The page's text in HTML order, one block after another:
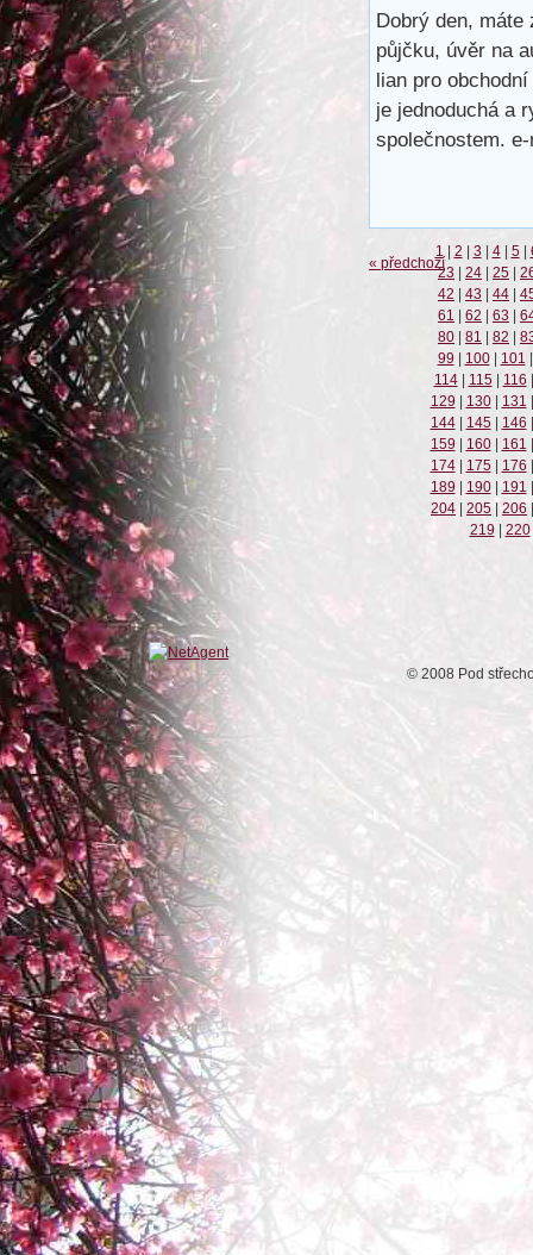
Dobrý den,
půjčku, úvěr na
lian pro
je jednoduchá a
společnostem.
« předchozí
1 | 2 | 3 | 4 | 5 |
23 | 24 | 25 |
42 | 43 | 44 |
61 | 62 | 63 |
80 | 81 | 82 |
99 | 100 | 101 |
114 | 115 | 116 |
129 | 130 | 131 |
144 | 145 | 146 |
159 | 160 | 161 |
174 | 175 | 176 |
189 | 190 | 191 |
204 | 205 | 206 |
219 | 220
© 2008 Pod